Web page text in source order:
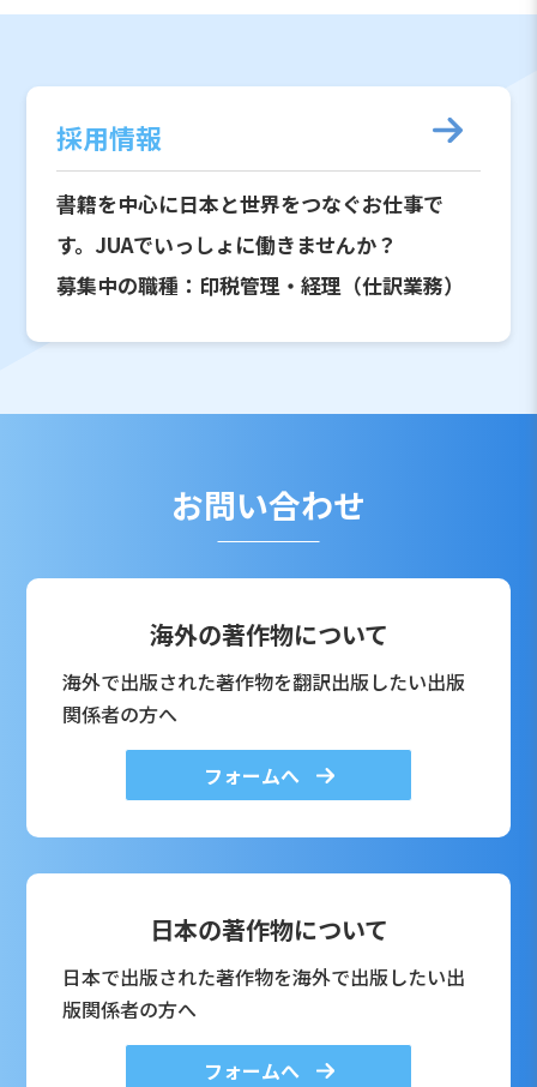
採用情報
書籍を中心に日本と世界をつなぐお仕事で
す。JUAでいっしょに働きませんか？
募集中の職種：印税管理・経理（仕訳業務）
お問い合わせ
海外の著作物について
海外で出版された著作物を翻訳出版したい出版
関係者の方へ
フォームへ
日本の著作物について
日本で出版された著作物を海外で出版したい出
版関係者の方へ
フォームへ